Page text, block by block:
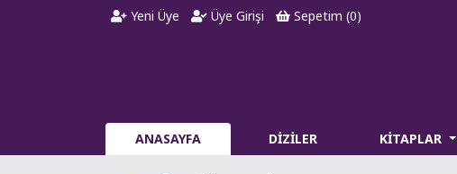
Yeni Üye Üye Girişi Sepetim (0)
ANASAYFA DİZİLER KİTAPLAR